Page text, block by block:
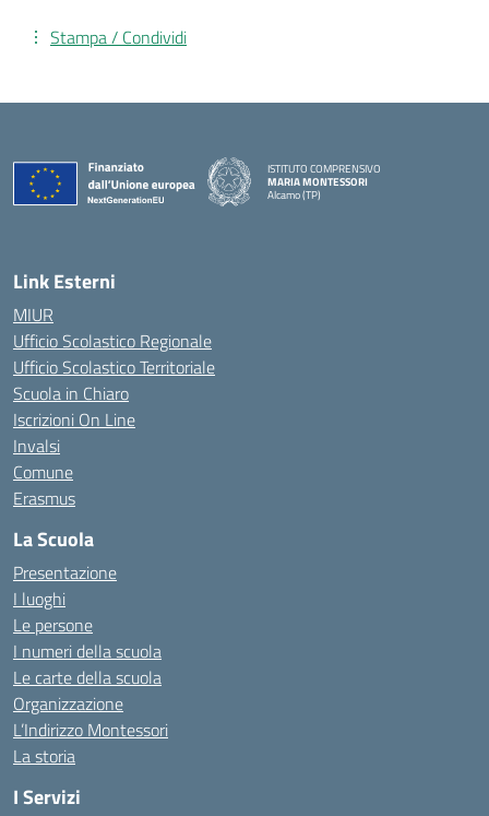
Stampa / Condividi
ISTITUTO COMPRENSIVO
MARIA MONTESSORI
Alcamo (TP)
Link Esterni
MIUR
Ufficio Scolastico Regionale
Ufficio Scolastico Territoriale
Scuola in Chiaro
Iscrizioni On Line
Invalsi
Comune
Erasmus
La Scuola
Presentazione
I luoghi
Le persone
I numeri della scuola
Le carte della scuola
Organizzazione
L’Indirizzo Montessori
La storia
I Servizi